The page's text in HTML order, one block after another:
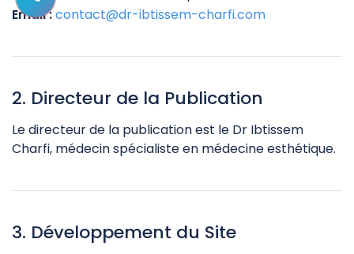
Email :contact@dr-ibtissem-charfi.com
2. Directeur de la Publication
Le directeur de la publication est le Dr Ibtissem
Charfi, médecin spécialiste en médecine esthétique.
3. Développement du Site